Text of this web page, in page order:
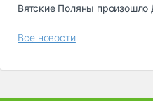
Вятские Поляны произошло
Все новости